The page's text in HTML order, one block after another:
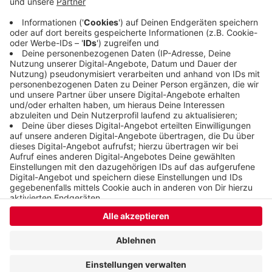
der Utopiastadt vorgestellt.
Veröffentlicht:Donnerstag, 20.10.2022 18:45
Anzeige
Anzeige